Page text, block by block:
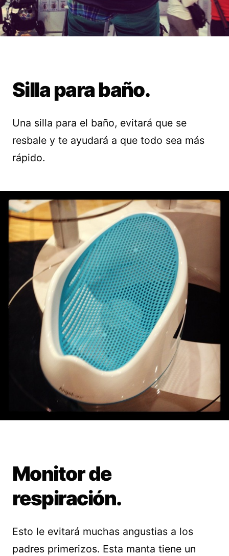
Silla para baño.
Una silla para el baño, evitará que se
resbale y te ayudará a que todo sea más
rápido.
Monitor de
respiración.
Esto le evitará muchas angustias a los
padres primerizos. Esta manta tiene un